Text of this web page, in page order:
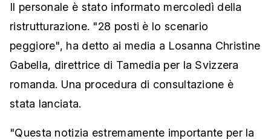
Il personale è stato informato mercoledì della
ristrutturazione. "28 posti è lo scenario
peggiore", ha detto ai media a Losanna Christine
Gabella, direttrice di Tamedia per la Svizzera
romanda. Una procedura di consultazione è
stata lanciata.
"Questa notizia estremamente importante per la